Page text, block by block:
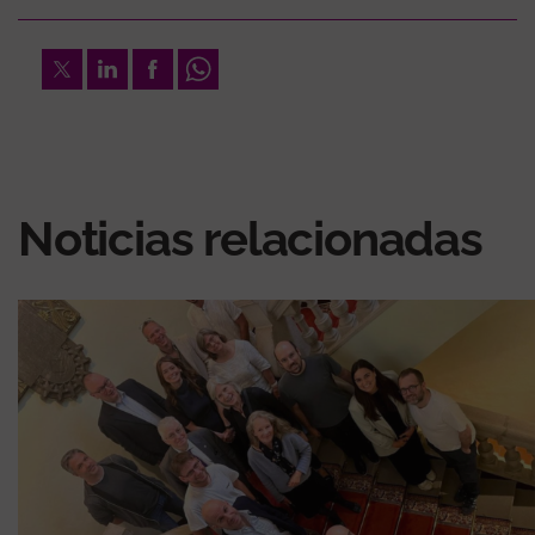
TwitterLinkedInFacebookWhatsapp
Noticias relacionadas